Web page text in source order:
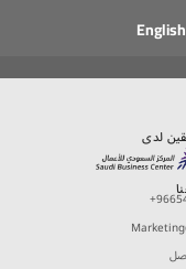
English
لدى